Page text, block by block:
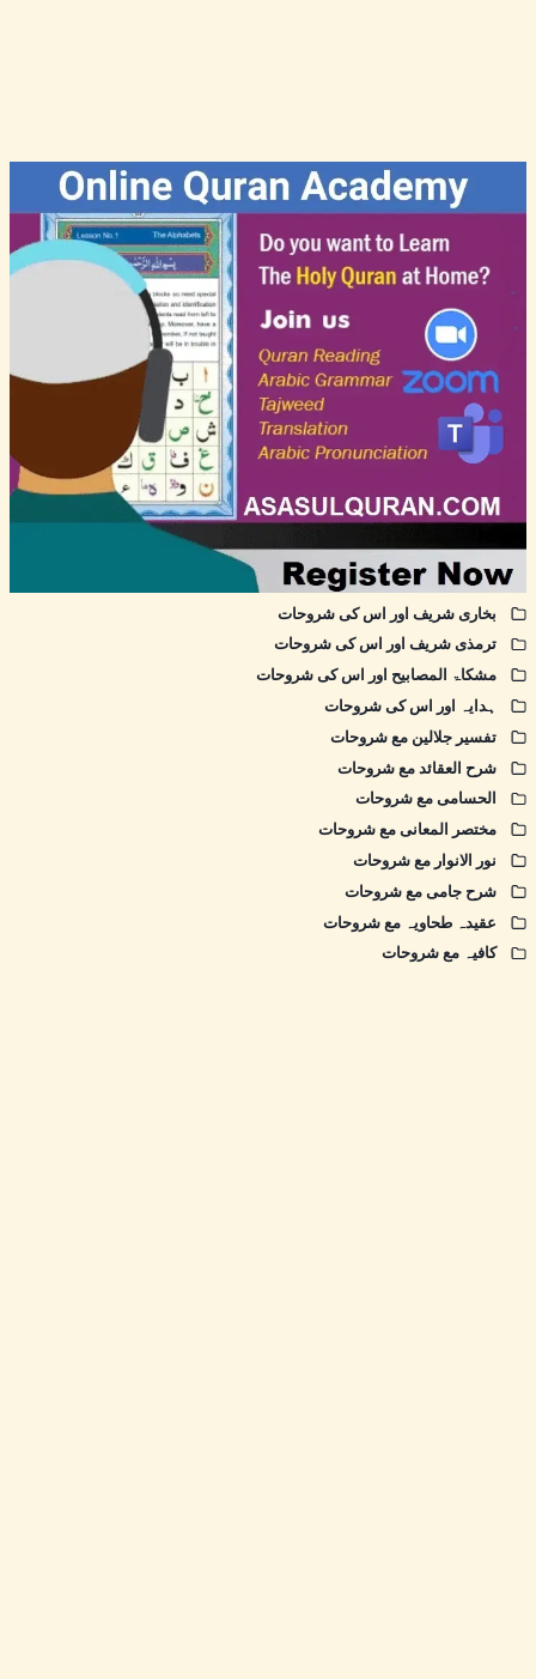
بخاری شریف اور اس کی شروحات
ترمذی شریف اور اس کی شروحات
مشکاۃ المصابیح اور اس کی شروحات
ہدایہ اور اس کی شروحات
تفسیر جلالین مع شروحات
شرح العقائد مع شروحات
الحسامی مع شروحات
مختصر المعانی مع شروحات
نور الانوار مع شروحات
شرح جامی مع شروحات
عقیدہ طحاویہ مع شروحات
کافیہ مع شروحات